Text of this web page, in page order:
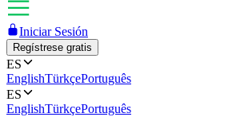
Iniciar Sesión
Regístrese gratis
ES
EnglishTürkçePortuguês
ES
EnglishTürkçePortuguês